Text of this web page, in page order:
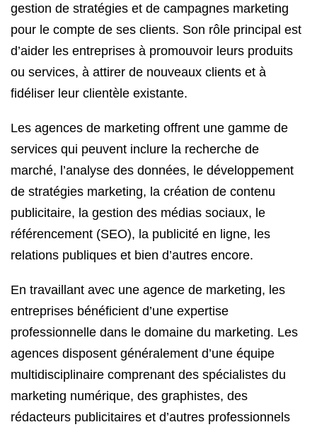
gestion de stratégies et de campagnes marketing
pour le compte de ses clients. Son rôle principal est
d’aider les entreprises à promouvoir leurs produits
ou services, à attirer de nouveaux clients et à
fidéliser leur clientèle existante.
Les agences de marketing offrent une gamme de
services qui peuvent inclure la recherche de
marché, l’analyse des données, le développement
de stratégies marketing, la création de contenu
publicitaire, la gestion des médias sociaux, le
référencement (SEO), la publicité en ligne, les
relations publiques et bien d’autres encore.
En travaillant avec une agence de marketing, les
entreprises bénéficient d’une expertise
professionnelle dans le domaine du marketing. Les
agences disposent généralement d’une équipe
multidisciplinaire comprenant des spécialistes du
marketing numérique, des graphistes, des
rédacteurs publicitaires et d’autres professionnels